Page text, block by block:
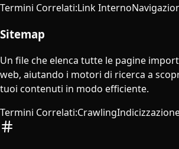
Termini Correlati:Link Interno
Sitemap
Un file che elenca tutte le pagine
web, aiutando i motori di ricerca a
tuoi contenuti in modo efficiente.
Termini Correlati:Crawling